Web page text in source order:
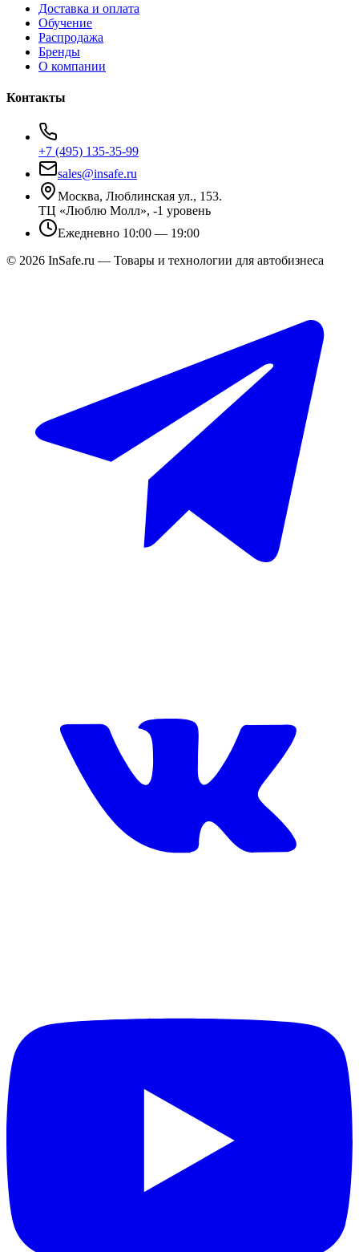
Доставка и оплата
Обучение
Распродажа
Бренды
О компании
Контакты
+7 (495) 135-35-99
sales@insafe.ru
Москва, Люблинская ул., 153.
ТЦ «Люблю Молл», -1 уровень
Ежедневно 10:00 — 19:00
© 2026 InSafe.ru — Товары и технологии для автобизнеса